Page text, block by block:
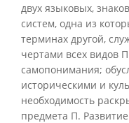
двух языковых,
систем, одна из
терминах другой,
чертами всех видов
самопонимания;
историческими и
необходимость
предмета П.